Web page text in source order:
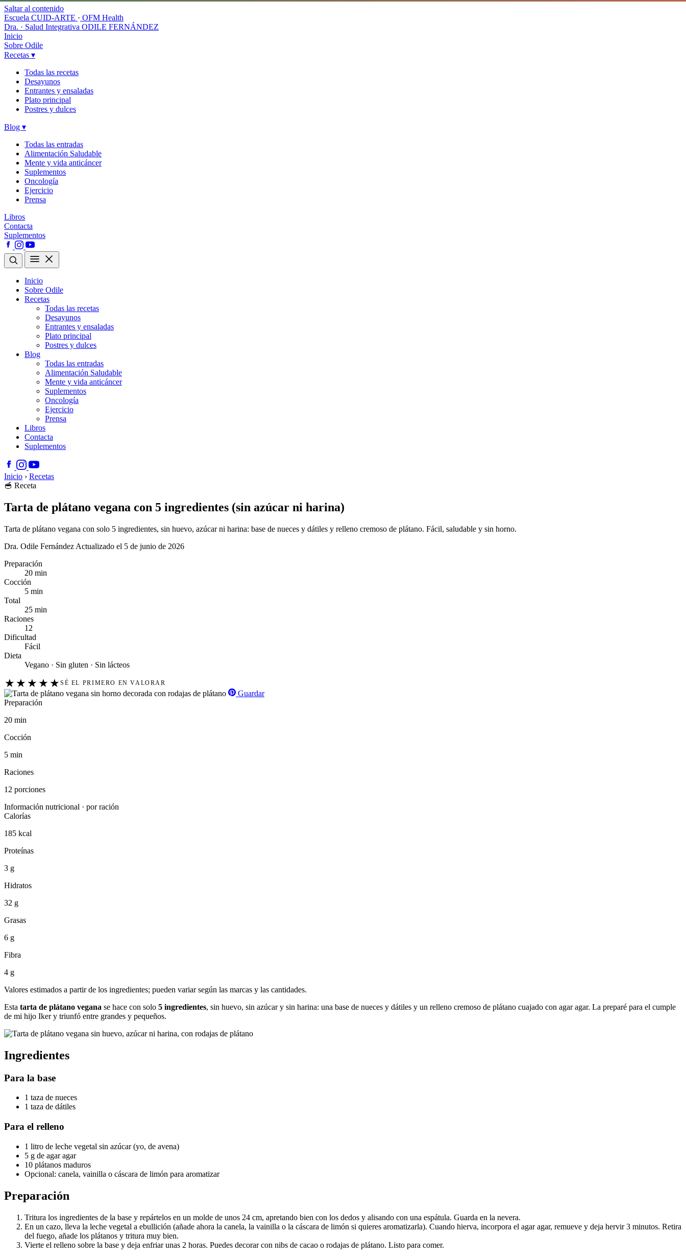
Saltar al contenido
Escuela CUID-ARTE · OFM Health
Dra. · Salud Integrativa ODILE FERNÁNDEZ
Inicio
Sobre Odile
Recetas ▾
Todas las recetas
Desayunos
Entrantes y ensaladas
Plato principal
Postres y dulces
Blog ▾
Todas las entradas
Alimentación Saludable
Mente y vida anticáncer
Suplementos
Oncología
Ejercicio
Prensa
Libros
Contacta
Suplementos
Inicio
Sobre Odile
Recetas
Todas las recetas
Desayunos
Entrantes y ensaladas
Plato principal
Postres y dulces
Blog
Todas las entradas
Alimentación Saludable
Mente y vida anticáncer
Suplementos
Oncología
Ejercicio
Prensa
Libros
Contacta
Suplementos
Inicio › Recetas
🥣 Receta
Tarta de plátano vegana con 5 ingredientes (sin azúcar ni harina)
Tarta de plátano vegana con solo 5 ingredientes, sin huevo, azúcar ni harina: base de nueces y dátiles y relleno cremoso de plátano. Fácil, saludable y sin horno.
Dra. Odile Fernández Actualizado el 5 de junio de 2026
Preparación
20 min
Cocción
5 min
Total
25 min
Raciones
12
Dificultad
Fácil
Dieta
Vegano · Sin gluten · Sin lácteos
★ ★ ★ ★ ★ SÉ EL PRIMERO EN VALORAR
Guardar
Preparación
20 min
Cocción
5 min
Raciones
12 porciones
Información nutricional · por ración
Calorías
185 kcal
Proteínas
3 g
Hidratos
32 g
Grasas
6 g
Fibra
4 g
Valores estimados a partir de los ingredientes; pueden variar según las marcas y las cantidades.
Esta tarta de plátano vegana se hace con solo 5 ingredientes, sin huevo, sin azúcar y sin harina: una base de nueces y dátiles y un relleno cremoso de plátano cuajado con agar agar. La preparé para el cumple
de mi hijo Iker y triunfó entre grandes y pequeños.
Ingredientes
Para la base
1 taza de nueces
1 taza de dátiles
Para el relleno
1 litro de leche vegetal sin azúcar (yo, de avena)
5 g de agar agar
10 plátanos maduros
Opcional: canela, vainilla o cáscara de limón para aromatizar
Preparación
Tritura los ingredientes de la base y repártelos en un molde de unos 24 cm, apretando bien con los dedos y alisando con una espátula. Guarda en la nevera.
En un cazo, lleva la leche vegetal a ebullición (añade ahora la canela, la vainilla o la cáscara de limón si quieres aromatizarla). Cuando hierva, incorpora el agar agar, remueve y deja hervir 3 minutos. Retira
del fuego, añade los plátanos y tritura muy bien.
Vierte el relleno sobre la base y deja enfriar unas 2 horas. Puedes decorar con nibs de cacao o rodajas de plátano. Listo para comer.